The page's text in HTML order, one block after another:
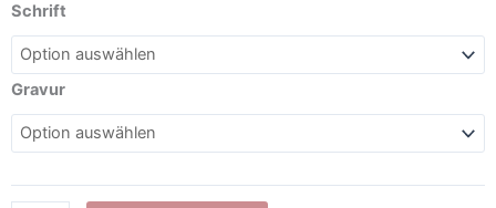
Schrift
Gravur
Gravuren
auf
Artikel
aus
Holz
Menge